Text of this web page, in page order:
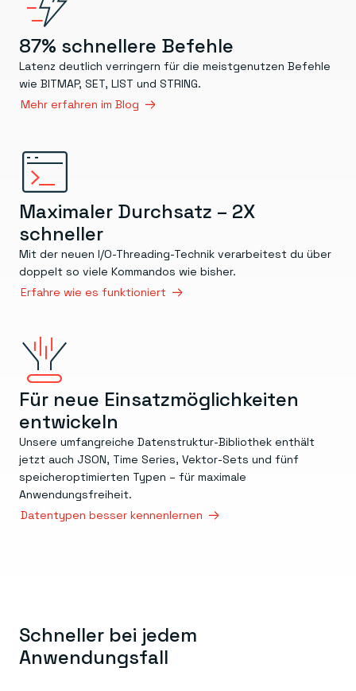
87% schnellere Befehle
Latenz deutlich verringern für die meistgenutzen Befehle
wie BITMAP, SET, LIST und STRING.
Mehr erfahren im Blog
Maximaler Durchsatz – 2X
schneller
Mit der neuen I/O-Threading-Technik verarbeitest du über
doppelt so viele Kommandos wie bisher.
Erfahre wie es funktioniert
Für neue Einsatzmöglichkeiten
entwickeln
Unsere umfangreiche Datenstruktur-Bibliothek enthält
jetzt auch JSON, Time Series, Vektor-Sets und fünf
speicheroptimierten Typen – für maximale
Anwendungsfreiheit.
Datentypen besser kennenlernen
Schneller bei jedem
Anwendungsfall